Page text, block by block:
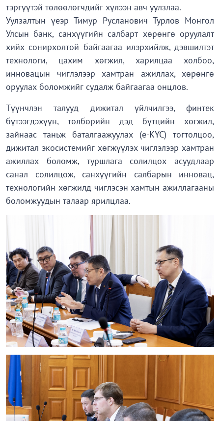
тэргүүтэй төлөөлөгчдийг хүлээн авч уулзлаа.
Уулзалтын үеэр Тимур Русланович Турлов Монгол
Улсын банк, санхүүгийн салбарт хөрөнгө оруулалт
хийх сонирхолтой байгаагаа илэрхийлж, дэвшилтэт
технологи, цахим хөгжил, харилцаа холбоо,
инновацын чиглэлээр хамтран ажиллах, хөрөнгө
оруулах боломжийг судалж байгаагаа онцлов.
Түүнчлэн талууд дижитал үйлчилгээ, финтек
бүтээгдэхүүн, төлбөрийн дэд бүтцийн хөгжил,
зайнаас таньж баталгаажуулах (e-KYC) тогтолцоо,
дижитал экосистемийг хөгжүүлэх чиглэлээр хамтран
ажиллах боломж, туршлага солилцох асуудлаар
санал солилцож, санхүүгийн салбарын инновац,
технологийн хөгжилд чиглэсэн хамтын ажиллагааны
боломжуудын талаар ярилцлаа.